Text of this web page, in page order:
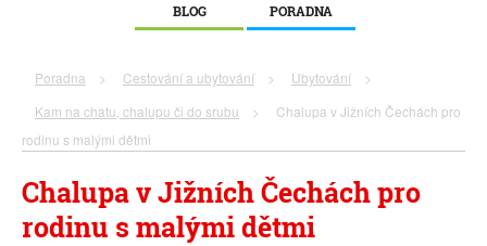
BLOG PORADNA
Poradna > Cestování a ubytování > Ubytování
>
Kam na chatu, chalupu či do srubu
>
Chalupa v Jižních Čechách pro
rodinu s malými dětmi
Chalupa v Jižních Čechách pro
rodinu s malými dětmi